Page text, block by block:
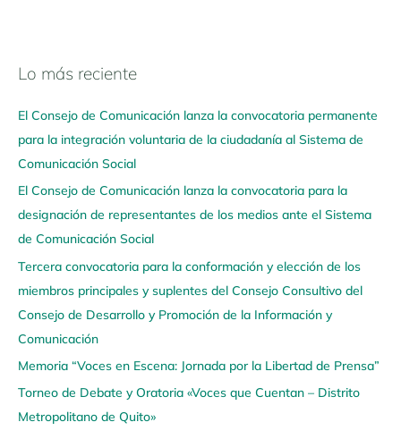
Lo más reciente
El Consejo de Comunicación lanza la convocatoria permanente
para la integración voluntaria de la ciudadanía al Sistema de
Comunicación Social
El Consejo de Comunicación lanza la convocatoria para la
designación de representantes de los medios ante el Sistema
de Comunicación Social
Tercera convocatoria para la conformación y elección de los
miembros principales y suplentes del Consejo Consultivo del
Consejo de Desarrollo y Promoción de la Información y
Comunicación
Memoria “Voces en Escena: Jornada por la Libertad de Prensa”
Torneo de Debate y Oratoria «Voces que Cuentan – Distrito
Metropolitano de Quito»
N
v
e
g
a
a
q
u
í